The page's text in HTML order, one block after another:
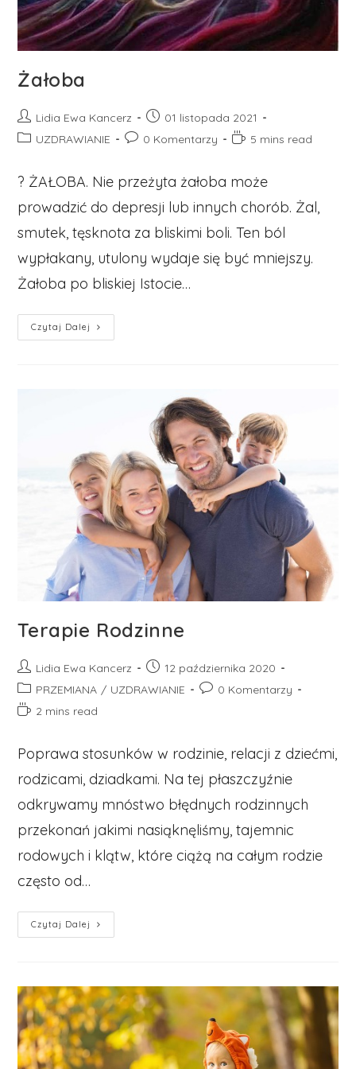
Żałoba
Post
author:
Lidia Ewa Kancerz
Post
published:
01 listopada 2021
PostUZDRAWIANIE
Post0 Komentarzy
Reading
5 mins read
? ŻAŁOBA. Nie przeżyta żałoba może
prowadzić do depresji lub innych chorób. Żal,
smutek, tęsknota za bliskimi boli. Ten ból
wypłakany, utulony wydaje się być mniejszy.
Żałoba po bliskiej Istocie…
Czytaj Dalej
Terapie Rodzinne
Post
author:
Lidia Ewa Kancerz
Post
published:
12 października 2020
Post
category:
PRZEMIANA / UZDRAWIANIE
Post0 Komentarzy
Reading
2 mins read
Poprawa stosunków w rodzinie, relacji z dziećmi,
rodzicami, dziadkami. Na tej płaszczyźnie
odkrywamy mnóstwo błędnych rodzinnych
przekonań jakimi nasiąknęliśmy, tajemnic
rodowych i klątw, które ciążą na całym rodzie
często od…
Czytaj Dalej
Rodzinne